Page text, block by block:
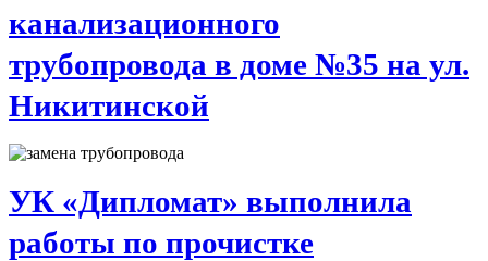
канализационного
трубопровода в доме №35 на ул.
Никитинской
УК «Дипломат» выполнила
работы по прочистке